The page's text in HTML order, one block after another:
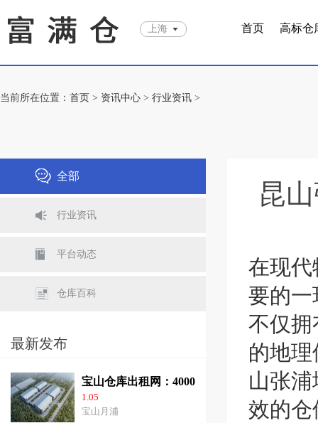
上海 首页 高标仓
当前所在位置： 首页 > 资讯中心 > 行业资讯 >
全部
行业资讯
平台动态
仓库百科
最新发布
宝山仓库出租网：40000平方米高平台仓库出
1.05
宝山月浦
昆
在现
要的
不仅
的地
山张
效的